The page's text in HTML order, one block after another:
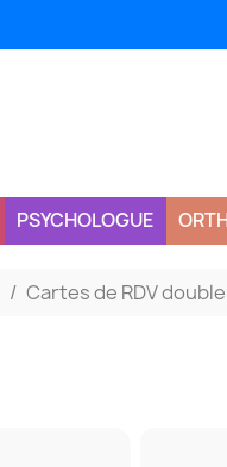
PSYCHOLOGUE
Cartes de RDV